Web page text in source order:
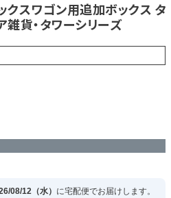
スワゴン用追加ボックス タ
貨・タワーシリーズ
08/12（水） に宅配便でお届けします。